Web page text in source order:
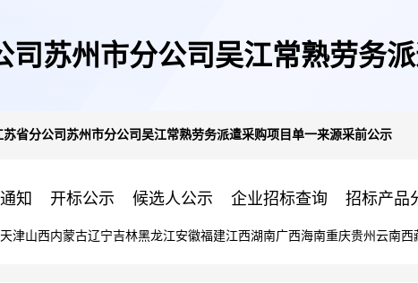
苏州市分公司吴江常熟劳务
省分公司苏州市分公司吴江常熟劳务派遣采购项目单一来源采前公示
知 开标公示 候选人公示 企业招标查询 招标产品
天津山西内蒙古辽宁吉林黑龙江安徽福建江西湖南广西海南重庆贵州 云南西